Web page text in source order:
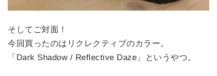
そしてご対面！
今回買ったのはリクレクティブのカラー。
「Dark Shadow / Reflective Daze」というやつ。